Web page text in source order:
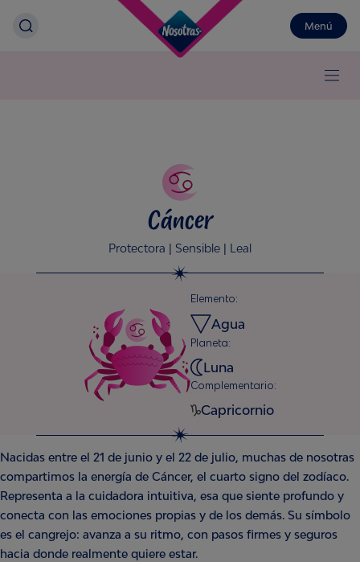
Menú
Cáncer
Protectora | Sensible | Leal
Elemento:
Agua
Planeta:
Luna
Complementario:
Capricornio
Nacidas entre el 21 de junio y el 22 de julio, muchas de nosotras
compartimos la energía de Cáncer, el cuarto signo del zodíaco.
Representa a la cuidadora intuitiva, esa que siente profundo y
conecta con las emociones propias y de los demás. Su símbolo
es el cangrejo: avanza a su ritmo, con pasos firmes y seguros
hacia donde realmente quiere estar.